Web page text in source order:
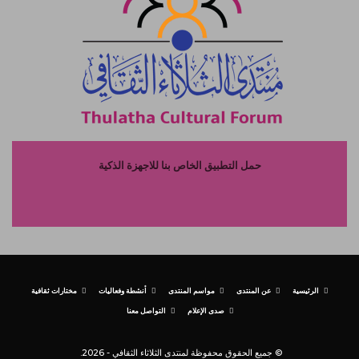
حمل التطبيق الخاص بنا للاجهزة الذكية
الرئيسية عن المنتدى مواسم المنتدى أنشطة وفعاليات مختارات ثقافية
صدى الإعلام التواصل معنا
© جميع الحقوق محفوظة لمنتدى الثلاثاء الثقافي - 2026.